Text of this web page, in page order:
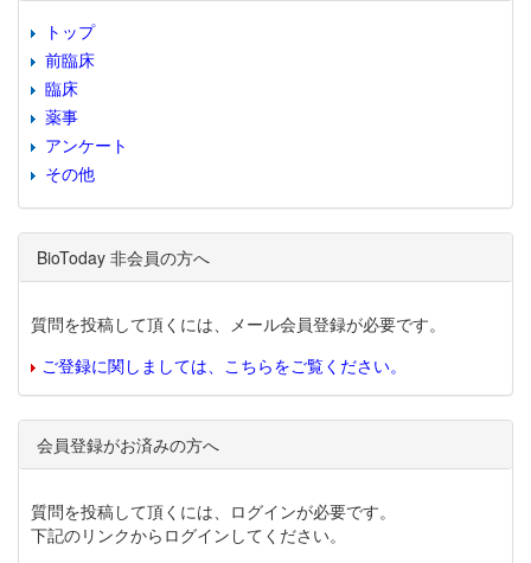
トップ
前臨床
臨床
薬事
アンケート
その他
BioToday 非会員の方へ
質問を投稿して頂くには、メール会員登録が必要です。
ご登録に関しましては、こちらをご覧ください。
会員登録がお済みの方へ
質問を投稿して頂くには、ログインが必要です。
下記のリンクからログインしてください。